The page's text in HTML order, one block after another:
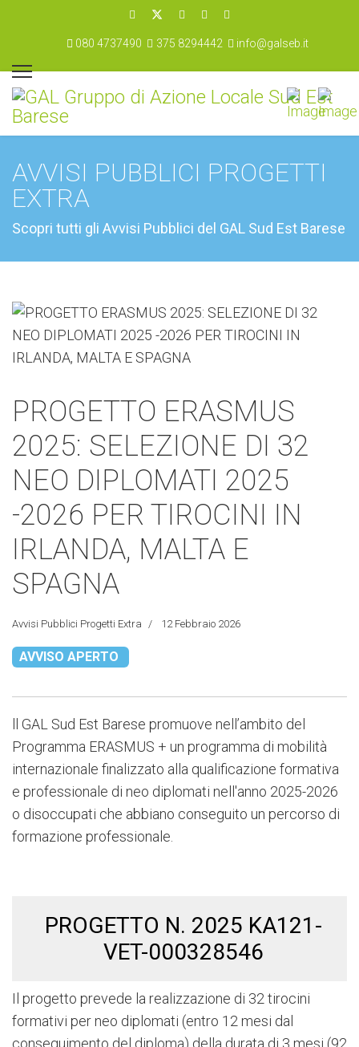
080 4737490 375 8294442 info@galseb.it
AVVISI PUBBLICI PROGETTI
EXTRA
Scopri tutti gli Avvisi Pubblici del GAL Sud Est Barese
PROGETTO ERASMUS
2025: SELEZIONE DI 32
NEO DIPLOMATI 2025
-2026 PER TIROCINI IN
IRLANDA, MALTA E
SPAGNA
Avvisi Pubblici Progetti Extra 12 Febbraio 2026
AVVISO APERTO
ll GAL Sud Est Barese promuove nell’ambito del
Programma ERASMUS + un programma di mobilità
internazionale finalizzato alla qualificazione formativa
e professionale di neo diplomati nell'anno 2025-2026
o disoccupati che abbiano conseguito un percorso di
formazione professionale.
PROGETTO N. 2025 KA121-
VET-000328546
Il progetto prevede la realizzazione di 32 tirocini
formativi per neo diplomati (entro 12 mesi dal
conseguimento del diploma) della durata di 3 mesi (92